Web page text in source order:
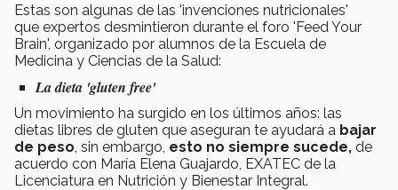
Estas son algunas de las 'invenciones nutricionales'
que expertos desmintieron durante el foro 'Feed Your
Brain', organizado por alumnos de la Escuela de
Medicina y Ciencias de la Salud:
La dieta 'gluten free'
Un movimiento ha surgido en los últimos años: las
dietas libres de gluten que aseguran te ayudará a bajar
de peso , sin embargo, esto no siempre sucede, de
acuerdo con María Elena Guajardo, EXATEC de la
Licenciatura en Nutrición y Bienestar Integral.